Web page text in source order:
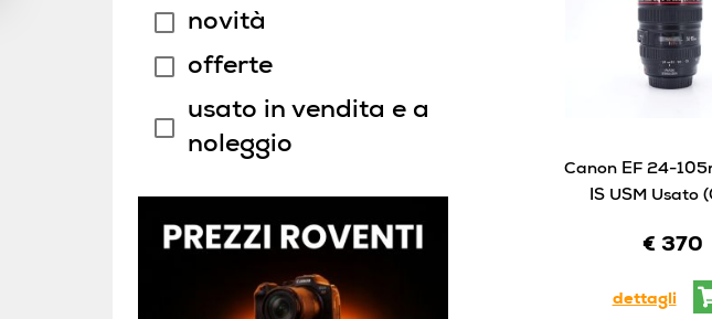
novità
offerte
usato in vendita e a
noleggio
Canon EF 24-
IS USM Usato
€ 370
dettagli